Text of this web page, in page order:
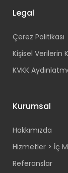
Legal
Çerez Politikası
Kişisel Verilerin
KVKK
Kurumsal
Hakkımızda
Hizmetler > İç
Referanslar